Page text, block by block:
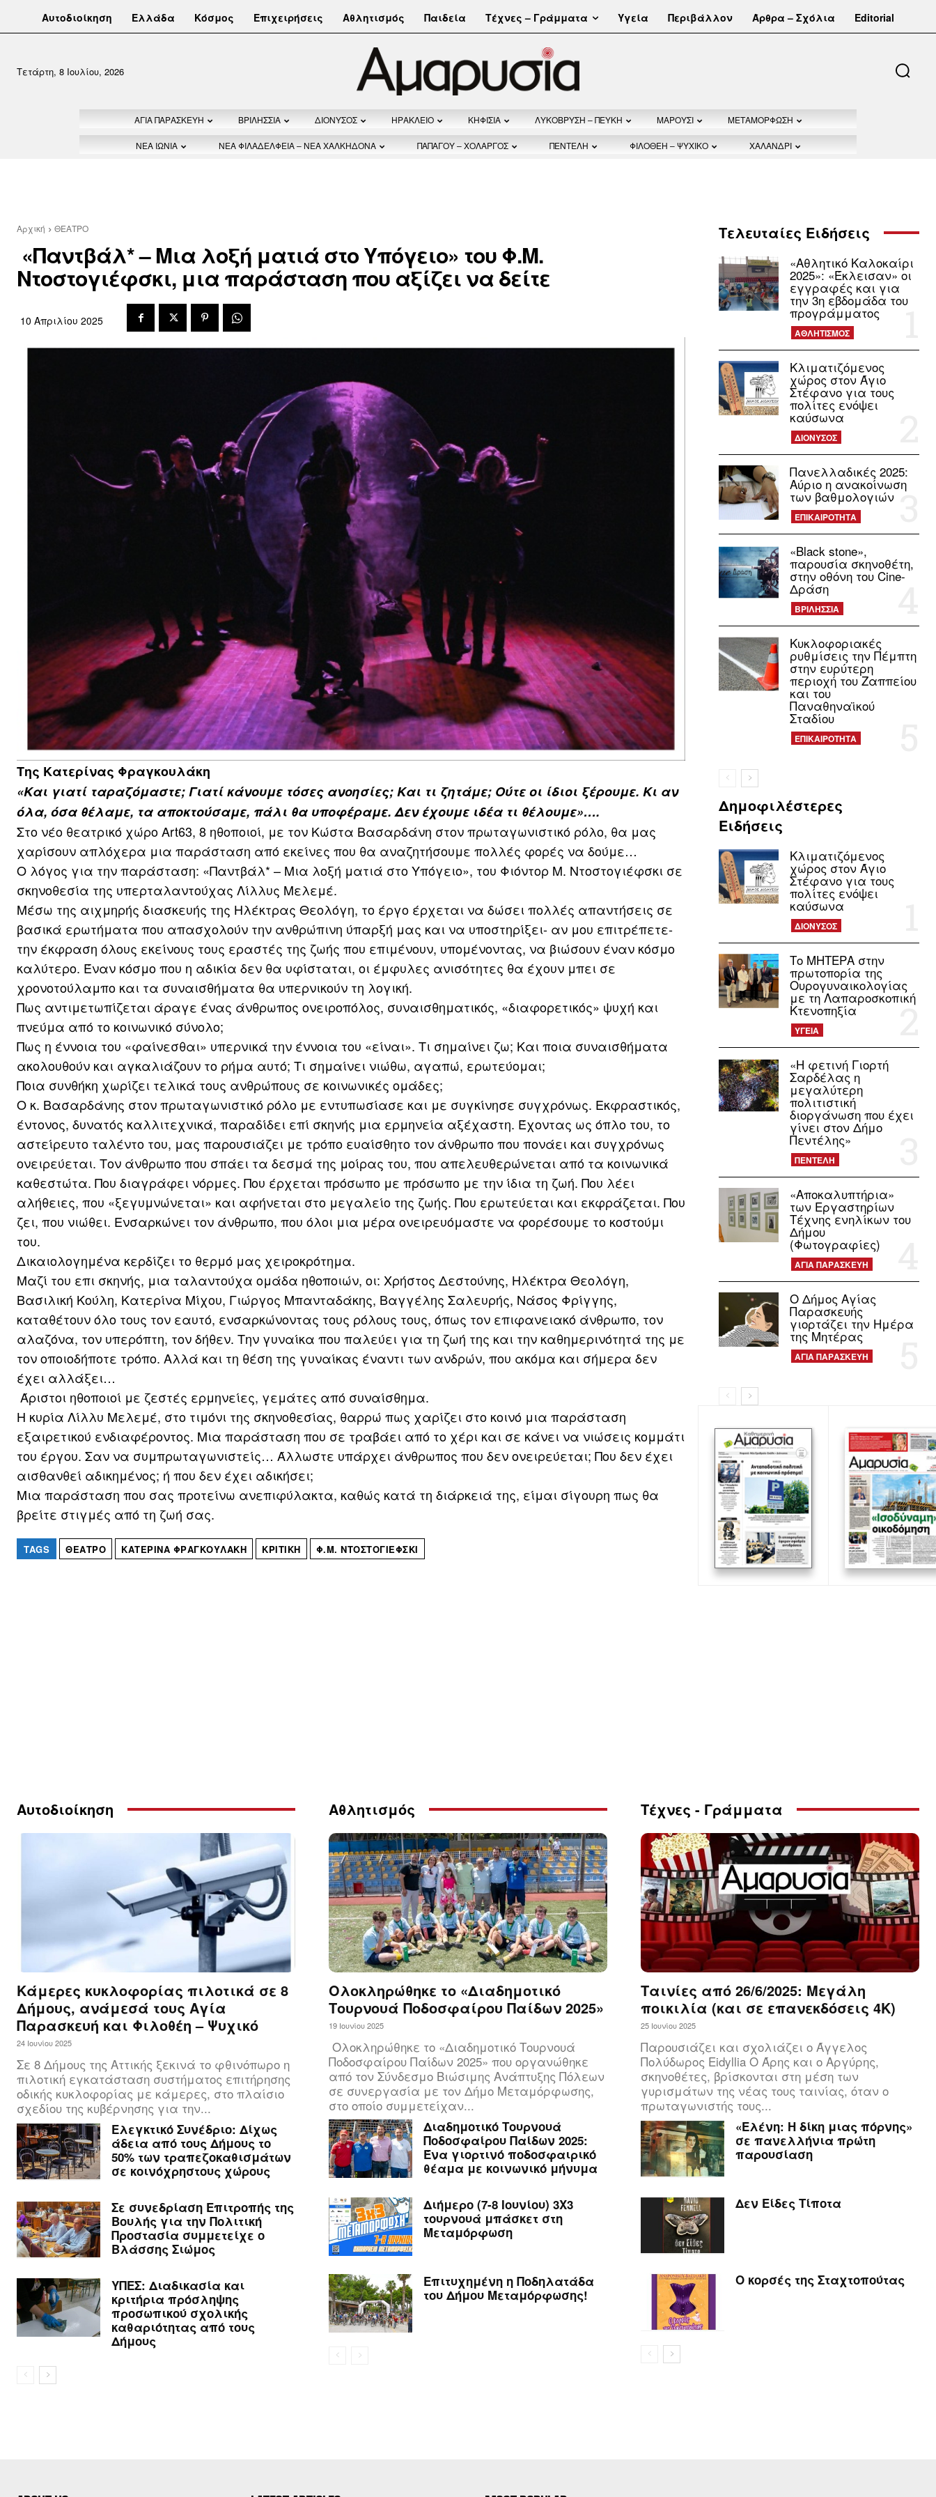
Αυτοδιοίκηση Ελλάδα Κόσμος Επιχειρήσεις Αθλητισμός Παιδεία Τέχνες – Γράμματα Υγεία Περιβάλλον Άρθρα – Σχόλια Editorial
Τετάρτη, 8 Ιουλίου, 2026
ΑΓΙΑ ΠΑΡΑΣΚΕΥΗ ΒΡΙΛΗΣΣΙΑ ΔΙΟΝΥΣΟΣ ΗΡΑΚΛΕΙΟ ΚΗΦΙΣΙΑ ΛΥΚΟΒΡΥΣΗ – ΠΕΥΚΗ ΜΑΡΟΥΣΙ ΜΕΤΑΜΟΡΦΩΣΗ
ΝΕΑ ΙΩΝΙΑ ΝΕΑ ΦΙΛΑΔΕΛΦΕΙΑ – ΝΕΑ ΧΑΛΚΗΔΟΝΑ ΠΑΠΑΓΟΥ – ΧΟΛΑΡΓΟΣ ΠΕΝΤΕΛΗ ΦΙΛΟΘΕΗ – ΨΥΧΙΚΟ ΧΑΛΑΝΔΡΙ
Αρχική ΘΕΑΤΡΟ
«Παντβάλ* – Μια λοξή ματιά στο Υπόγειο» του Φ.Μ.
Ντοστογιέφσκι, μια παράσταση που αξίζει να δείτε
10 Απριλίου 2025
Της Κατερίνας Φραγκουλάκη
«Και γιατί ταραζόμαστε; Γιατί κάνουμε τόσες ανοησίες; Και τι ζητάμε; Ούτε οι ίδιοι ξέρουμε. Κι αν
όλα, όσα θέλαμε, τα αποκτούσαμε, πάλι θα υποφέραμε. Δεν έχουμε ιδέα τι θέλουμε»….
Στο νέο θεατρικό χώρο Art63, 8 ηθοποιοί, με τον Κώστα Βασαρδάνη στον πρωταγωνιστικό ρόλο, θα μας
χαρίσουν απλόχερα μια παράσταση από εκείνες που θα αναζητήσουμε πολλές φορές να δούμε…
Ο λόγος για την παράσταση: «Παντβάλ* – Μια λοξή ματιά στο Υπόγειο», του Φιόντορ Μ. Ντοστογιέφσκι σε
σκηνοθεσία της υπερταλαντούχας Λίλλυς Μελεμέ.
Μέσω της αιχμηρής διασκευής της Ηλέκτρας Θεολόγη, το έργο έρχεται να δώσει πολλές απαντήσεις σε
βασικά ερωτήματα που απασχολούν την ανθρώπινη ύπαρξή μας και να υποστηρίξει- αν μου επιτρέπετε-
την έκφραση όλους εκείνους τους εραστές της ζωής που επιμένουν, υπομένοντας, να βιώσουν έναν κόσμο
καλύτερο. Έναν κόσμο που η αδικία δεν θα υφίσταται, οι έμφυλες ανισότητες θα έχουν μπει σε
χρονοτούλαμπο και τα συναισθήματα θα υπερνικούν τη λογική.
Πως αντιμετωπίζεται άραγε ένας άνθρωπος ονειροπόλος, συναισθηματικός, «διαφορετικός» ψυχή και
πνεύμα από το κοινωνικό σύνολο;
Πως η έννοια του «φαίνεσθαι» υπερνικά την έννοια του «είναι». Τι σημαίνει ζω; Και ποια συναισθήματα
ακολουθούν και αγκαλιάζουν το ρήμα αυτό; Τι σημαίνει νιώθω, αγαπώ, ερωτεύομαι;
Ποια συνθήκη χωρίζει τελικά τους ανθρώπους σε κοινωνικές ομάδες;
Ο κ. Βασαρδάνης στον πρωταγωνιστικό ρόλο με εντυπωσίασε και με συγκίνησε συγχρόνως. Εκφραστικός,
έντονος, δυνατός καλλιτεχνικά, παραδίδει επί σκηνής μια ερμηνεία αξέχαστη. Έχοντας ως όπλο του, το
αστείρευτο ταλέντο του, μας παρουσιάζει με τρόπο ευαίσθητο τον άνθρωπο που πονάει και συγχρόνως
ονειρεύεται. Τον άνθρωπο που σπάει τα δεσμά της μοίρας του, που απελευθερώνεται από τα κοινωνικά
καθεστώτα. Που διαγράφει νόρμες. Που έρχεται πρόσωπο με πρόσωπο με την ίδια τη ζωή. Που λέει
αλήθειες, που «ξεγυμνώνεται» και αφήνεται στο μεγαλείο της ζωής. Που ερωτεύεται και εκφράζεται. Που
ζει, που νιώθει. Ενσαρκώνει τον άνθρωπο, που όλοι μια μέρα ονειρευόμαστε να φορέσουμε το κοστούμι
του.
Δικαιολογημένα κερδίζει το θερμό μας χειροκρότημα.
Μαζί του επι σκηνής, μια ταλαντούχα ομάδα ηθοποιών, oι: Χρήστος Δεστούνης, Ηλέκτρα Θεολόγη,
Βασιλική Κούλη, Κατερίνα Μίχου, Γιώργος Μπανταδάκης, Βαγγέλης Σαλευρής, Νάσος Φρίγγης,
καταθέτουν όλο τους τον εαυτό, ενσαρκώνοντας τους ρόλους τους, όπως τον επιφανειακό άνθρωπο, τον
αλαζόνα, τον υπερόπτη, τον δήθεν. Την γυναίκα που παλεύει για τη ζωή της και την καθημερινότητά της με
τον οποιοδήποτε τρόπο. Αλλά και τη θέση της γυναίκας έναντι των ανδρών, που ακόμα και σήμερα δεν
έχει αλλάξει…
Άριστοι ηθοποιοί με ζεστές ερμηνείες, γεμάτες από συναίσθημα.
Η κυρία Λίλλυ Μελεμέ, στο τιμόνι της σκηνοθεσίας, θαρρώ πως χαρίζει στο κοινό μια παράσταση
εξαιρετικού ενδιαφέροντος. Μια παράσταση που σε τραβάει από το χέρι και σε κάνει να νιώσεις κομμάτι
του έργου. Σαν να συμπρωταγωνιστείς… Άλλωστε υπάρχει άνθρωπος που δεν ονειρεύεται; Που δεν έχει
αισθανθεί αδικημένος; ή που δεν έχει αδικήσει;
Μια παράσταση που σας προτείνω ανεπιφύλακτα, καθώς κατά τη διάρκειά της, είμαι σίγουρη πως θα
βρείτε στιγμές από τη ζωή σας.
TAGS ΘΈΑΤΡΟ ΚΑΤΕΡΊΝΑ ΦΡΑΓΚΟΥΛΆΚΗ ΚΡΙΤΙΚΉ Φ.Μ. ΝΤΟΣΤΟΓΙΈΦΣΚΙ
Τελευταίες Ειδήσεις
«Αθλητικό Καλοκαίρι
2025»: «Έκλεισαν» οι
εγγραφές και για
την 3η εβδομάδα του
προγράμματος
ΑΘΛΗΤΙΣΜΟΣ
Κλιματιζόμενος
χώρος στον Άγιο
Στέφανο για τους
πολίτες ενόψει
καύσωνα
ΔΙΟΝΥΣΟΣ
Πανελλαδικές 2025:
Αύριο η ανακοίνωση
των βαθμολογιών
ΕΠΙΚΑΙΡΟΤΗΤΑ
«Black stone»,
παρουσία σκηνοθέτη,
στην οθόνη του Cine-
Δράση
ΒΡΙΛΗΣΣΙΑ
Κυκλοφοριακές
ρυθμίσεις την Πέμπτη
στην ευρύτερη
περιοχή του Ζαππείου
και του
Παναθηναϊκού
Σταδίου
ΕΠΙΚΑΙΡΟΤΗΤΑ
Δημοφιλέστερες
Ειδήσεις
Κλιματιζόμενος
χώρος στον Άγιο
Στέφανο για τους
πολίτες ενόψει
καύσωνα
ΔΙΟΝΥΣΟΣ
Το ΜΗΤΕΡΑ στην
πρωτοπορία της
Ουρογυναικολογίας
με τη Λαπαροσκοπική
Κτενοπηξία
ΥΓΕΙΑ
«Η φετινή Γιορτή
Σαρδέλας η
μεγαλύτερη
πολιτιστική
διοργάνωση που έχει
γίνει στον Δήμο
Πεντέλης»
ΠΕΝΤΕΛΗ
«Αποκαλυπτήρια»
των Εργαστηρίων
Τέχνης ενηλίκων του
Δήμου
(Φωτογραφίες)
ΑΓΙΑ ΠΑΡΑΣΚΕΥΗ
Ο Δήμος Αγίας
Παρασκευής
γιορτάζει την Ημέρα
της Μητέρας
ΑΓΙΑ ΠΑΡΑΣΚΕΥΗ
Αυτοδιοίκηση
Κάμερες κυκλοφορίας πιλοτικά σε 8
Δήμους, ανάμεσά τους Αγία
Παρασκευή και Φιλοθέη – Ψυχικό
24 Ιουνίου 2025
Σε 8 Δήμους της Αττικής ξεκινά το φθινόπωρο η
πιλοτική εγκατάσταση συστήματος επιτήρησης
οδικής κυκλοφορίας με κάμερες, στο πλαίσιο
σχεδίου της κυβέρνησης για την...
Ελεγκτικό Συνέδριο: Δίχως
άδεια από τους Δήμους το
50% των τραπεζοκαθισμάτων
σε κοινόχρηστους χώρους
Σε συνεδρίαση Επιτροπής της
Βουλής για την Πολιτική
Προστασία συμμετείχε ο
Βλάσσης Σιώμος
ΥΠΕΣ: Διαδικασία και
κριτήρια πρόσληψης
προσωπικού σχολικής
καθαριότητας από τους
Δήμους
Αθλητισμός
Ολοκληρώθηκε το «Διαδημοτικό
Τουρνουά Ποδοσφαίρου Παίδων 2025»
19 Ιουνίου 2025
Ολοκληρώθηκε το «Διαδημοτικό Τουρνουά
Ποδοσφαίρου Παίδων 2025» που οργανώθηκε
από τον Σύνδεσμο Βιώσιμης Ανάπτυξης Πόλεων
σε συνεργασία με τον Δήμο Μεταμόρφωσης,
στο οποίο συμμετείχαν...
Διαδημοτικό Τουρνουά
Ποδοσφαίρου Παίδων 2025:
Ένα γιορτινό ποδοσφαιρικό
θέαμα με κοινωνικό μήνυμα
Διήμερο (7-8 Ιουνίου) 3Χ3
τουρνουά μπάσκετ στη
Μεταμόρφωση
Επιτυχημένη η Ποδηλατάδα
του Δήμου Μεταμόρφωσης!
Τέχνες - Γράμματα
Ταινίες από 26/6/2025: Μεγάλη
ποικιλία (και σε επανεκδόσεις 4Κ)
25 Ιουνίου 2025
Παρουσιάζει και σχολιάζει ο Άγγελος
Πολύδωρος Eidyllia Ο Άρης και ο Αργύρης,
σκηνοθέτες, βρίσκονται στη μέση των
γυρισμάτων της νέας τους ταινίας, όταν ο
πρωταγωνιστής τους...
«Ελένη: Η δίκη μιας πόρνης»
σε πανελλήνια πρώτη
παρουσίαση
Δεν Είδες Τίποτα
Ο κορσές της Σταχτοπούτας